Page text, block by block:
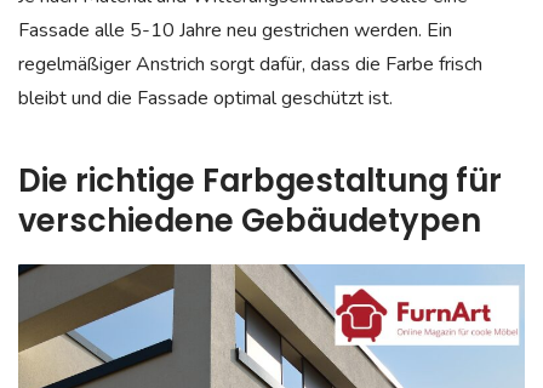
Fassade alle 5-10 Jahre neu gestrichen werden. Ein
regelmäßiger Anstrich sorgt dafür, dass die Farbe frisch
bleibt und die Fassade optimal geschützt ist.
Die richtige Farbgestaltung für
verschiedene Gebäudetypen